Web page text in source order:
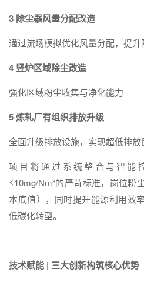
3 除尘器风量分配改造
通过流场模拟优化风量分配，提升
4 竖炉区域除尘改造
强化区域粉尘收集与净化能力
5炼轧厂有组织排放升级
全面升级排放设施，实现超低排放
项目将通过系统整合与智能
≤10mg/Nm³的严苛标准，岗位粉
本底值），同时提升能源利用效
低碳化转型。
技术赋能 | 三大创新构筑核心优势